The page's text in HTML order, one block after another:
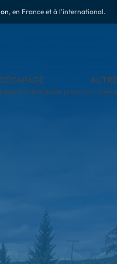
, en France et à l'international.